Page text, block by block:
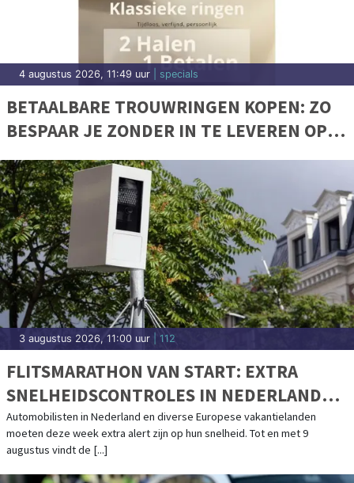
4 augustus 2026, 11:49 uur | specials
BETAALBARE TROUWRINGEN KOPEN: ZO
BESPAAR JE ZONDER IN TE LEVEREN OP
KWALITEIT
3 augustus 2026, 11:00 uur | 112
FLITSMARATHON VAN START: EXTRA
SNELHEIDSCONTROLES IN NEDERLAND
EN POPULAIRE VAKANTIELANDEN
Automobilisten in Nederland en diverse Europese vakantielanden
moeten deze week extra alert zijn op hun snelheid. Tot en met 9
augustus vindt de [...]